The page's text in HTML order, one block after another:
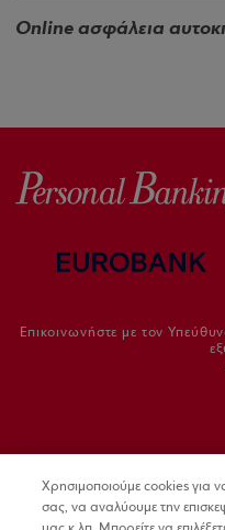
Online ασφάλεια
Επικοινωνήστε με τον
Χρησιμοποιούμε cookies για
σας, να αναλύουμε την